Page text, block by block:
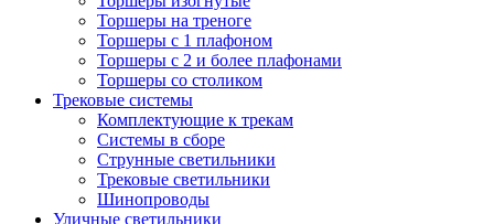
Торшеры на треноге
Торшеры с 1 плафоном
Торшеры с 2 и более плафонами
Торшеры со столиком
Трековые системы
Комплектующие к трекам
Системы в сборе
Струнные светильники
Трековые светильники
Шинопроводы
Уличные светильники